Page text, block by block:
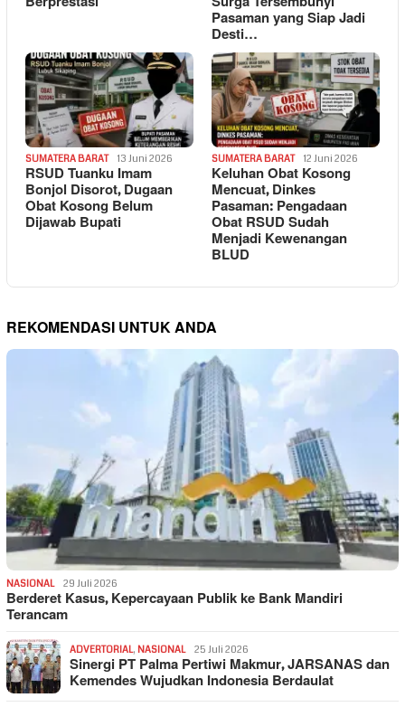
Pasaman yang Siap Jadi
Desti…
SUMATERA BARAT 13 Juni 2026
RSUD Tuanku Imam
Bonjol Disorot, Dugaan
Obat Kosong Belum
Dijawab Bupati
SUMATERA BARAT 12 Juni 2026
Keluhan Obat Kosong
Mencuat, Dinkes
Pasaman: Pengadaan
Obat RSUD Sudah
Menjadi Kewenangan
BLUD
REKOMENDASI UNTUK ANDA
NASIONAL 29 Juli 2026
Berderet Kasus, Kepercayaan Publik ke Bank Mandiri
Terancam
ADVERTORIAL, NASIONAL 25 Juli 2026
Sinergi PT Palma Pertiwi Makmur, JARSANAS dan
Kemendes Wujudkan Indonesia Berdaulat